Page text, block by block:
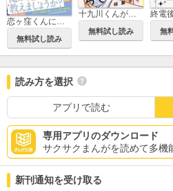
無料試し読み
十九川くんが困らせてくる！
無料試し読み 無
読み方を選択
アプリで読む
専用アプリのダウンロード
サクサクまんがを読めて多機
新刊通知を受け取る